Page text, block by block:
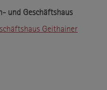
und Geschäftshaus
Geithainer